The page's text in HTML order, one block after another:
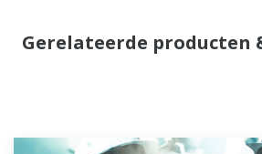
Gerelateerde producten